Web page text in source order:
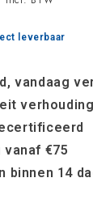
leverbaar
vandaag
verhouding
€75
binnen 14